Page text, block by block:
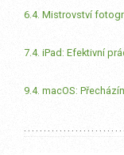
6.4. Mistrovství
7.4. iPad: Efektivní
9.4. macOS: